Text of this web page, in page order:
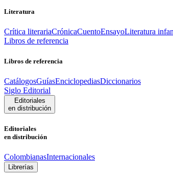
Literatura
Crítica literariaCrónicaCuentoEnsayoLiteratura
Libros de referencia
Libros de referencia
CatálogosGuíasEnciclopediasDiccionarios
Siglo Editorial
Editoriales
en distribución
Editoriales
en distribución
ColombianasInternacionales
Librerías